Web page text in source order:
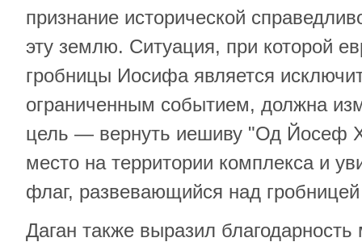
признание исторической
эту землю. Ситуация, при которой
гробницы Иосифа является
ограниченным событием, должна
цель — вернуть иешиву "Од Йосеф
место на территории комплекса и
флаг, развевающийся над
Даган также выразил